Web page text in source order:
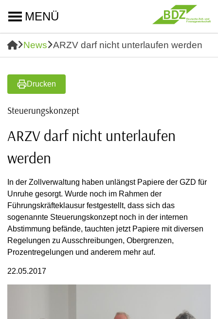
MENÜ
News ARZV darf nicht unterlaufen werden
Drucken
Steuerungskonzept
ARZV darf nicht unterlaufen
werden
In der Zollverwaltung haben unlängst Papiere der GZD für
Unruhe gesorgt. Wurde noch im Rahmen der
Führungskräfteklausur festgestellt, dass sich das
sogenannte Steuerungskonzept noch in der internen
Abstimmung befände, tauchten jetzt Papiere mit diversen
Regelungen zu Ausschreibungen, Obergrenzen,
Prozentregelungen und anderem mehr auf.
22.05.2017